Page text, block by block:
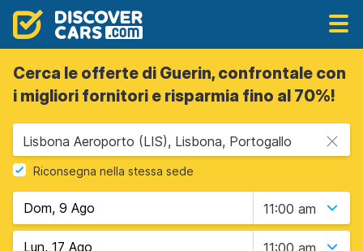
Cerca le offerte di Guerin, confrontale con
i migliori fornitori e risparmia fino al 70%!
Lisbona Aeroporto (LIS), Lisbona, Portogallo
Riconsegna nella stessa sede
11:00 am
11:00 am